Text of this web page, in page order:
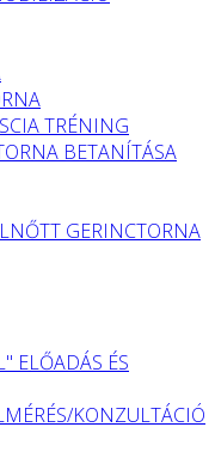
TRÉNING
BETANÍTÁSA
GERINCTORNA
ELŐADÁS ÉS
KONZULTÁCIÓ